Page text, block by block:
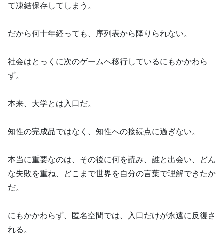
て凍結保存してしまう。
だから何十年経っても、序列表から降りられない。
社会はとっくに次のゲームへ移行しているにもかかわら
ず。
本来、大学とは入口だ。
知性の完成品ではなく、知性への接続点に過ぎない。
本当に重要なのは、その後に何を読み、誰と出会い、どん
な失敗を重ね、どこまで世界を自分の言葉で理解できたか
だ。
にもかかわらず、匿名空間では、入口だけが永遠に反復さ
れる。